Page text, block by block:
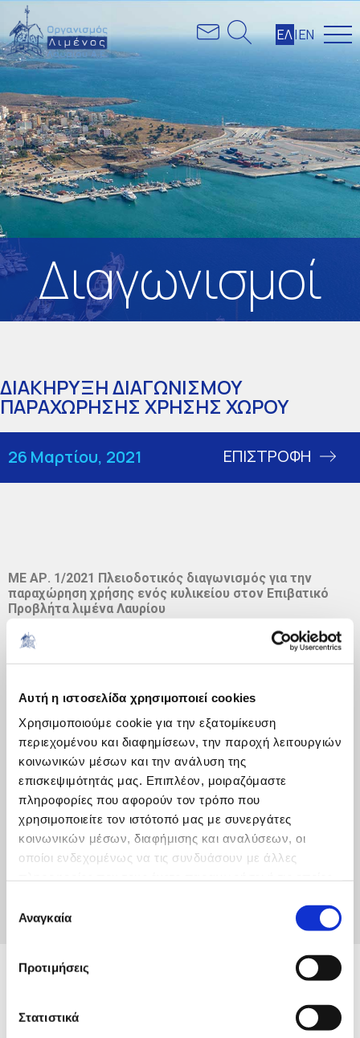
Αυτή η ιστοσελίδα χρησιμοποιεί cookies
Χρησιμοποιούμε cookie για την εξατομίκευση
περιεχομένου και διαφημίσεων, την παροχή λειτουργιών
κοινωνικών μέσων και την ανάλυση της
επισκεψιμότητάς μας. Επιπλέον, μοιραζόμαστε
πληροφορίες που αφορούν τον τρόπο που
χρησιμοποιείτε τον ιστότοπό μας με συνεργάτες
κοινωνικών μέσων, διαφήμισης και αναλύσεων, οι
οποίοι ενδεχομένως να τις συνδυάσουν με άλλες
των υπηρεσιών τους.
συγκατάθεσης
Αναγκαία
Προτιμήσεις
Στατιστικά
ΕΛ|ΕΝ
Διαγωνισμοί
ΔΙΑΚΗΡΥΞΗ ΔΙΑΓΩΝΙΣΜΟΥ
ΠΑΡΑΧΩΡΗΣΗΣ ΧΡΗΣΗΣ ΧΩΡΟΥ
26 Μαρτίου, 2021 ΕΠΙΣΤΡΟΦΗ
ΜΕ ΑΡ. 1/2021 Πλειοδοτικός διαγωνισμός για την
παραχώρηση χρήσης ενός κυλικείου στον Επιβατικό
Προβλήτα λιμένα Λαυρίου
ΠΑΡΑΧΩΡΗΣΗ ΚΥΛΙΚΕΙΟΥ 1-2021
Κάντε κλικ για να κατεβάσετε το αρχείο
ΠΕΡΙΛΗΨΗ ΔΙΑΚΗΡΥΞΗΣ ΚΥΛΙΚΕΙΟΥ. ΑΔΑ
Κάντε κλικ για να κατεβάσετε το αρχείο